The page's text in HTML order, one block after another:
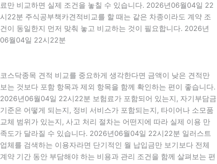
료만 비교하면 실제 조건을 놓칠 수 있습니다. 2026년06월04일 22
시22분 주식공부책카견적비교를 할 때는 같은 차종이라도 계약 조
건이 동일한지 먼저 맞춰 놓고 비교하는 것이 필요합니다. 2026년
06월04일 22시22분
코스닥종목 견적 비교를 중요하게 생각한다면 금액이 낮은 견적만
보는 것보다 포함 항목과 제외 항목을 함께 확인하는 편이 좋습니다.
2026년06월04일 22시22분 보험료가 포함되어 있는지, 자기부담금
기준은 어떻게 되는지, 정비 서비스가 포함되는지, 타이어나 소모품
교체 범위가 있는지, 사고 처리 절차는 어떤지에 따라 실제 이용 만
족도가 달라질 수 있습니다. 2026년06월04일 22시22분 일러스트
업체를 검색하는 이용자라면 단기적인 월 납입금만 보기보다 전체
계약 기간 동안 부담해야 하는 비용과 관리 조건을 함께 살펴보는 편